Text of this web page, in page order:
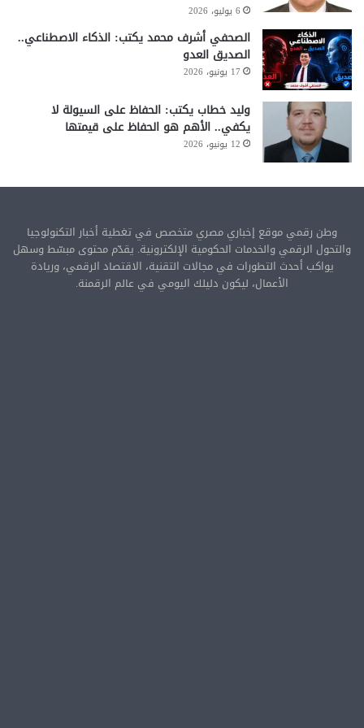
6 يوليو، 2026
الصحفي أشرف محمد يكتب: الذكاء الاصطناعي..
الصديق العدو
17 يونيو، 2026
وليد خطاب يكتب: الحفاظ على السيولة لا
يكفي.. الأهم هو الحفاظ على قيمتها
12 يونيو، 2026
وطن رقمي موقع إخباري مصري متخصص في تغطية أخبار التكنولوجيا
والتحول الرقمي والخدمات الحكومية الإلكترونية. يقدّم محتوى مبسّط وسهل
يواكب أحدث التطورات في مجالات التقنية، الاقتصاد الرقمي، وريادة
الأعمال، ليكون دليلك اليومي في عالم الرقمنة.